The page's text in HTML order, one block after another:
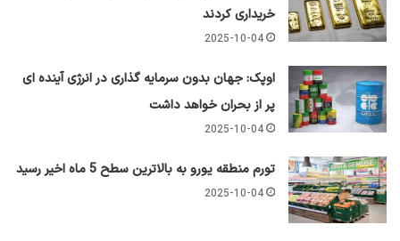
خریداری کردند
2025-10-04
اوپک: جهان بدون سرمایه گذاری در انرژی آینده ای
پر از بحران خواهد داشت
2025-10-04
تورم منطقه یورو به بالاترین سطح 5 ماه اخیر رسید
2025-10-04